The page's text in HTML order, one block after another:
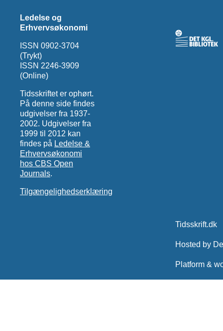
Ledelse og
Erhvervsøkonomi
ISSN 0902-3704
(Trykt)
ISSN 2246-3909
(Online)
Tidsskriftet er ophørt.
På denne side findes
udgivelser fra 1937-
2002. Udgivelser fra
1999 til 2012 kan
findes på Ledelse &
Erhvervsøkonomi
hos CBS Open
Journals.
Tilgængelighedserklæring